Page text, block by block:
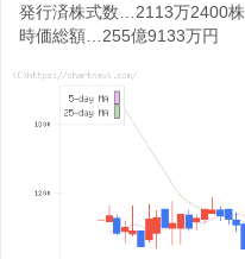
発行済株式数…2113万2400株
時価総額…255億9133万円